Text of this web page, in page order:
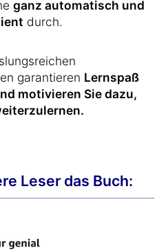
ganz automatisch und
durch.
garantieren Lernspaß
motivieren Sie dazu,
Leser das Buch: